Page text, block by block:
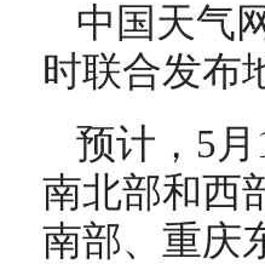
中国天气
时联合发布
预计，5
南北部和西
南部、重庆